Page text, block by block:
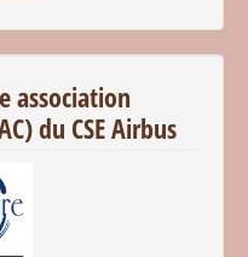
association
du CSE Airbus